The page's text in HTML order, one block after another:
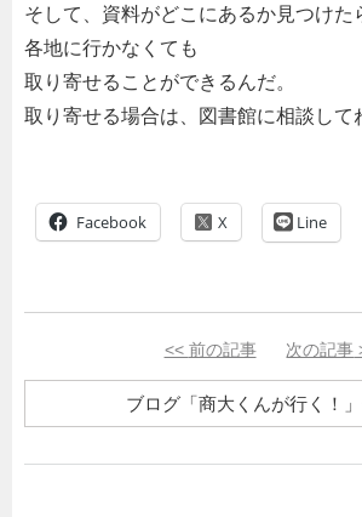
そして、資料がどこにあるか見つけた
各地に行かなくても
取り寄せることができるんだ。
取り寄せる場合は、図書館に相談して
Facebook Line
<< 前の記事 次の記事
ブログ「商大くんが行く！